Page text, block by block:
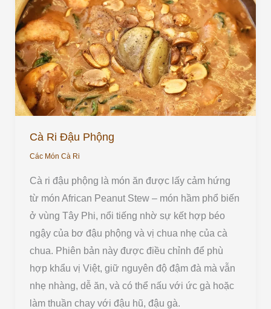
Cà Ri Đậu Phộng
Các Món Cà Ri
Cà ri đậu phộng là món ăn được lấy cảm hứng
từ món African Peanut Stew – món hầm phổ biến
ở vùng Tây Phi, nổi tiếng nhờ sự kết hợp béo
ngậy của bơ đậu phộng và vị chua nhẹ của cà
chua. Phiên bản này được điều chỉnh để phù
hợp khẩu vị Việt, giữ nguyên độ đậm đà mà vẫn
nhẹ nhàng, dễ ăn, và có thể nấu với ức gà hoặc
làm thuần chay với đậu hũ, đậu gà.
Ri
Đậu
Phộng